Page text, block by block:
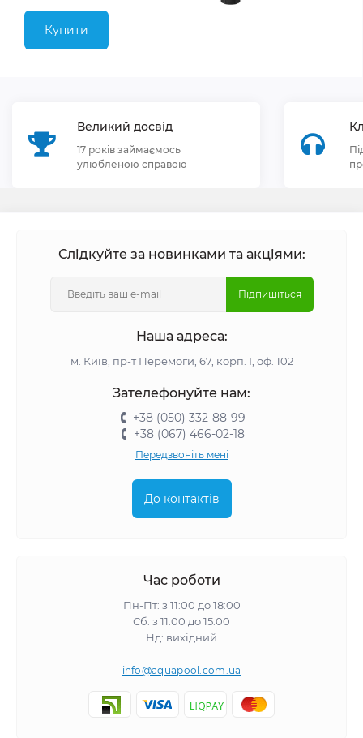
Купити
Великий досвід
17 років займаємось
улюбленою справою
Слідкуйте за новинками та акціями:
Підпишіться
Наша адреса:
м. Київ, пр-т Перемоги, 67, корп. І, оф. 102
Зателефонуйте нам:
+38 (050) 332-88-99
+38 (067) 466-02-18
Передзвоніть мені
До контактів
Час роботи
Пн-Пт: з 11:00 до 18:00
Сб: з 11:00 до 15:00
Нд: вихідний
info@aquapool.com.ua